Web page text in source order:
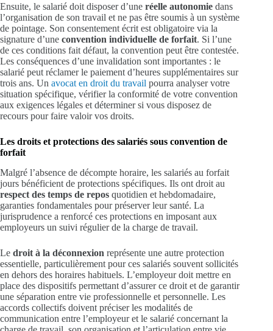
Ensuite, le salarié doit disposer d’une réelle autonomie dans
l’organisation de son travail et ne pas être soumis à un système
de pointage. Son consentement écrit est obligatoire via la
signature d’une convention individuelle de forfait. Si l’une
de ces conditions fait défaut, la convention peut être contestée.
Les conséquences d’une invalidation sont importantes : le
salarié peut réclamer le paiement d’heures supplémentaires sur
trois ans. Un avocat en droit du travail pourra analyser votre
situation spécifique, vérifier la conformité de votre convention
aux exigences légales et déterminer si vous disposez de
recours pour faire valoir vos droits.
Les droits et protections des salariés sous convention de
forfait
Malgré l’absence de décompte horaire, les salariés au forfait
jours bénéficient de protections spécifiques. Ils ont droit au
respect des temps de repos quotidien et hebdomadaire,
garanties fondamentales pour préserver leur santé. La
jurisprudence a renforcé ces protections en imposant aux
employeurs un suivi régulier de la charge de travail.
Le droit à la déconnexion représente une autre protection
essentielle, particulièrement pour ces salariés souvent sollicités
en dehors des horaires habituels. L’employeur doit mettre en
place des dispositifs permettant d’assurer ce droit et de garantir
une séparation entre vie professionnelle et personnelle. Les
accords collectifs doivent préciser les modalités de
communication entre l’employeur et le salarié concernant la